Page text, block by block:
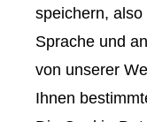
speichern,
Sprache und
von unserer
Ihnen